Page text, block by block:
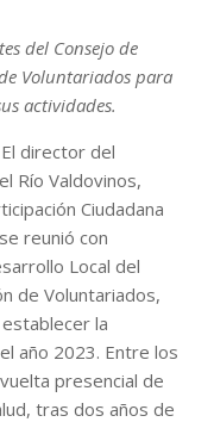
del Consejo de
Voluntariados para
actividades.
director del
Río Valdovinos,
Ciudadana
reunió con
Local del
de Voluntariados,
la
año 2023. Entre los
presencial de
tras dos años de